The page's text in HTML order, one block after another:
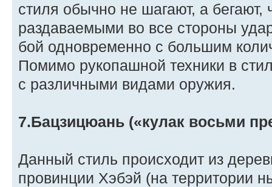
стиля обычно не шагают, а бегают,
раздаваемыми во все стороны
бой одновременно с большим
Помимо рукопашной техники в
с различными видами оружия.
7.Бацзицюань («кулак восьми
Данный стиль происходит из
провинции Хэбэй (на территории